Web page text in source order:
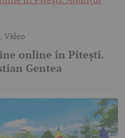
, Video
online în Pitești.
Gentea